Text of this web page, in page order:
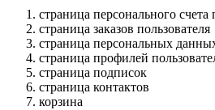
страница персонального счета
страница заказов пользователя
страница персональных
страница профилей
страница подписок
страница контактов
корзина